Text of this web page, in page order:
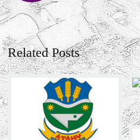
Related Posts